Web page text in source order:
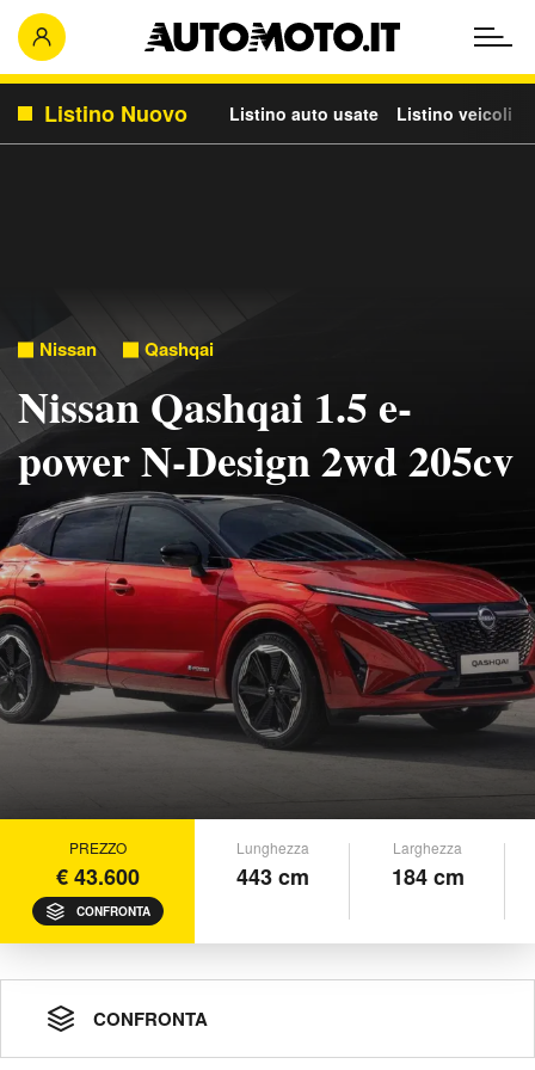
Listino Nuovo Listino auto usate Listino veicoli
Nissan Qashqai
Nissan Qashqai 1.5 e-
power N-Design 2wd 205cv
PREZZO
€ 43.600
CONFRONTA
Lunghezza
443 cm
Larghezza
184 cm
CONFRONTA